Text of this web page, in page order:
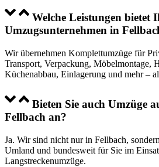
Welche Leistungen bietet
Umzugsunternehmen in
Wir übernehmen Komplettumzüge für
Transport, Verpackung, Möbelmontage,
Küchenabbau, Einlagerung und mehr –
Bieten Sie auch Umzüge
Fellbach an?
Ja. Wir sind nicht nur in Fellbach,
Umland und bundesweit für Sie im
Langstreckenumzüge.